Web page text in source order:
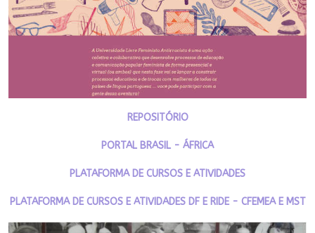
REPOSITÓRIO
PORTAL BRASIL - ÁFRICA
PLATAFORMA DE CURSOS E ATIVIDADES
PLATAFORMA DE CURSOS E ATIVIDADES DF E RIDE - CFEMEA E MST